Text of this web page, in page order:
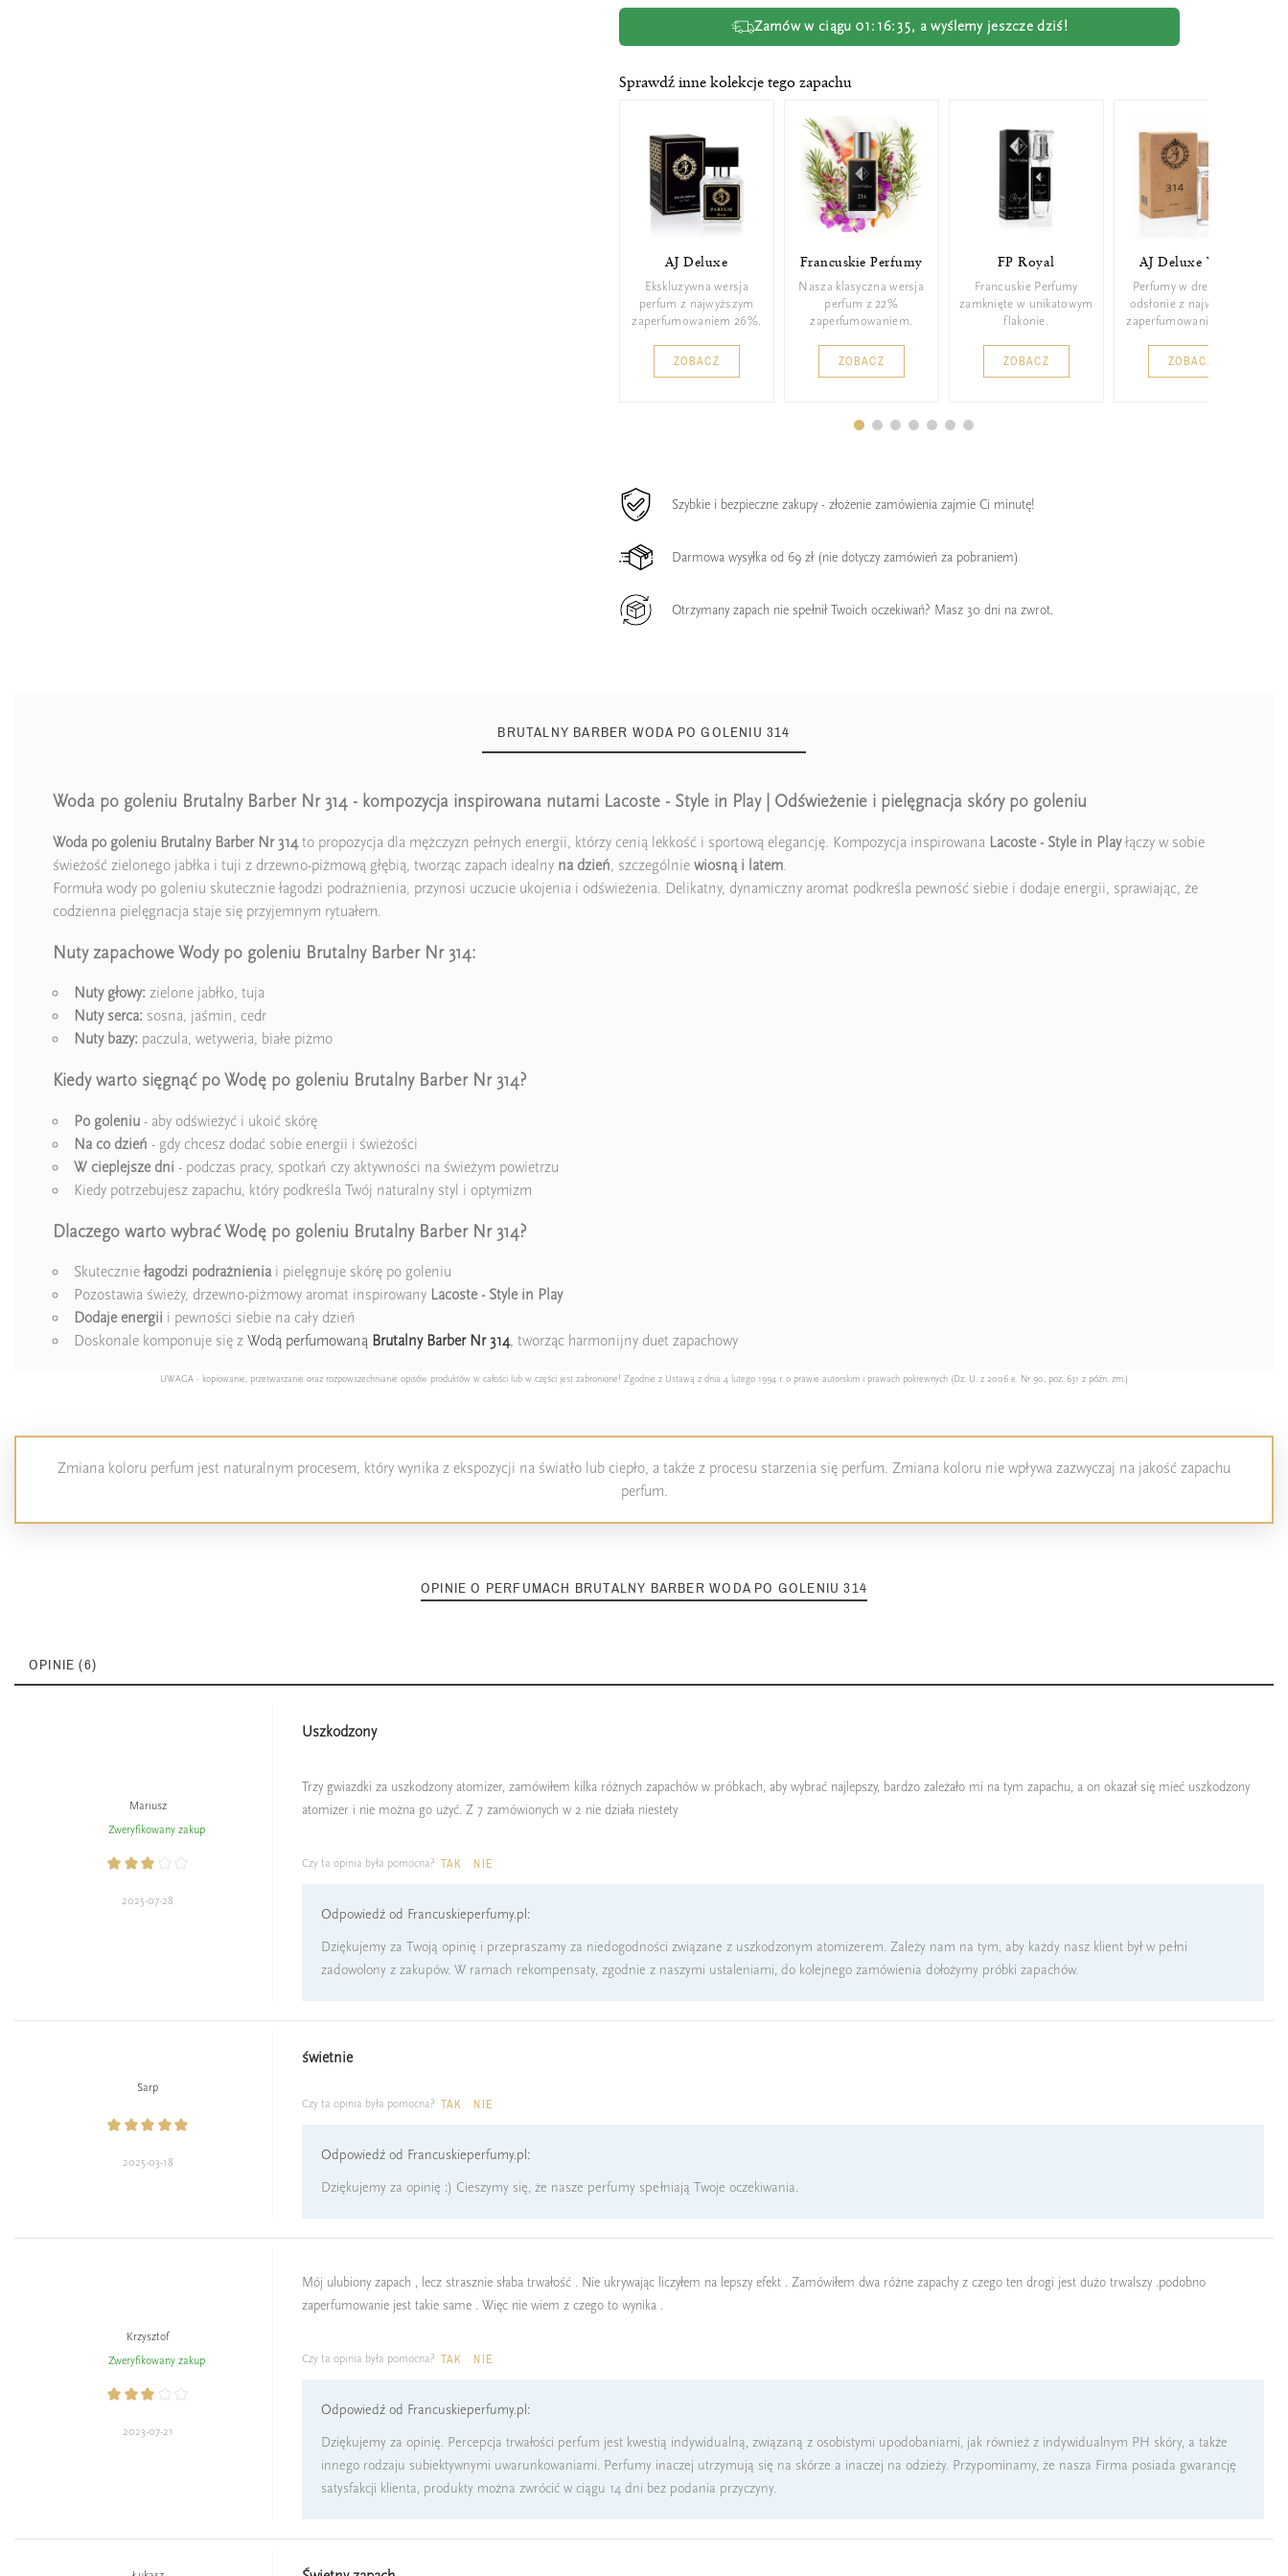
Zamów w ciągu 01:16:34, a wyślemy jeszcze dziś!
Sprawdź inne kolekcje tego zapachu
AJ Deluxe
Ekskluzywna wersja
perfum z najwyższym
zaperfumowaniem 26%.
ZOBACZ
Francuskie Perfumy
Nasza klasyczna wersja
perfum z 22%
zaperfumowaniem.
ZOBACZ
FP Royal
Francuskie Perfumy
zamknięte w unikatowym
flakonie.
ZOBACZ
AJ Deluxe Wood
Perfumy w drewnianej
odsłonie z najwyższym
zaperfumowaniem 26%.
ZOBACZ
Szybkie i bezpieczne zakupy - złożenie zamówienia zajmie Ci minutę!
Darmowa wysyłka od 69 zł (nie dotyczy zamówień za pobraniem)
Otrzymany zapach nie spełnił Twoich oczekiwań? Masz 30 dni na zwrot.
BRUTALNY BARBER WODA PO GOLENIU 314
Woda po goleniu Brutalny Barber Nr 314 - kompozycja inspirowana nutami Lacoste - Style in Play | Odświeżenie i pielęgnacja skóry po goleniu
Woda po goleniu Brutalny Barber Nr 314to propozycja dla mężczyzn pełnych energii, którzy cenią lekkość i sportową elegancję. Kompozycja inspirowana Lacoste - Style in Playłączy w sobie
świeżość zielonego jabłka i tuji z drzewno-piżmową głębią, tworząc zapach idealny na dzień, szczególnie wiosną i latem.
Formuła wody po goleniu skutecznie łagodzi podrażnienia, przynosi uczucie ukojenia i odświeżenia. Delikatny, dynamiczny aromat podkreśla pewność siebie i dodaje energii, sprawiając, że
codzienna pielęgnacja staje się przyjemnym rytuałem.
Nuty zapachowe Wody po goleniu Brutalny Barber Nr 314:
Nuty głowy: zielone jabłko, tuja
Nuty serca: sosna, jaśmin, cedr
Nuty bazy: paczula, wetyweria, białe piżmo
Kiedy warto sięgnąć po Wodę po goleniu Brutalny Barber Nr 314?
Po goleniu - aby odświeżyć i ukoić skórę
Na co dzień - gdy chcesz dodać sobie energii i świeżości
W cieplejsze dni - podczas pracy, spotkań czy aktywności na świeżym powietrzu
Kiedy potrzebujesz zapachu, który podkreśla Twój naturalny styl i optymizm
Dlaczego warto wybrać Wodę po goleniu Brutalny Barber Nr 314?
Skuteczniełagodzi podrażnienia i pielęgnuje skórę po goleniu
Pozostawia świeży, drzewno-piżmowy aromat inspirowany Lacoste - Style in Play
Dodaje energii i pewności siebie na cały dzień
Doskonale komponuje się z Wodą perfumowaną Brutalny Barber Nr 314, tworząc harmonijny duet zapachowy
UWAGA - kopiowanie, przetwarzanie oraz rozpowszechnianie opisów produktów w całości lub w części jest zabronione! Zgodnie z Ustawą z dnia 4 lutego 1994 r. o prawie autorskim i prawach pokrewnych (Dz. U. z 2006 e. Nr 90, poz. 631 z późn. zm.)
Zmiana koloru perfum jest naturalnym procesem, który wynika z ekspozycji na światło lub ciepło, a także z procesu starzenia się perfum. Zmiana koloru nie wpływa zazwyczaj na jakość zapachu
perfum.
OPINIE O PERFUMACH BRUTALNY BARBER WODA PO GOLENIU 314
OPINIE (6)
Mariusz
Zweryfikowany zakup
2025-07-28
Uszkodzony
Trzy gwiazdki za uszkodzony atomizer, zamówiłem kilka różnych zapachów w próbkach, aby wybrać najlepszy, bardzo zależało mi na tym zapachu, a on okazał się mieć uszkodzony
atomizer i nie można go użyć. Z 7 zamówionych w 2 nie działa niestety
Czy ta opinia była pomocna? TAK NIE
Odpowiedź od Francuskieperfumy.pl:
Dziękujemy za Twoją opinię i przepraszamy za niedogodności związane z uszkodzonym atomizerem. Zależy nam na tym, aby każdy nasz klient był w pełni
zadowolony z zakupów. W ramach rekompensaty, zgodnie z naszymi ustaleniami, do kolejnego zamówienia dołożymy próbki zapachów.
Sarp
2025-03-18
świetnie
Czy ta opinia była pomocna? TAK NIE
Odpowiedź od Francuskieperfumy.pl:
Dziękujemy za opinię :) Cieszymy się, że nasze perfumy spełniają Twoje oczekiwania.
Krzysztof
Zweryfikowany zakup
2023-07-21
Mój ulubiony zapach , lecz strasznie słaba trwałość . Nie ukrywając liczyłem na lepszy efekt . Zamówiłem dwa różne zapachy z czego ten drogi jest dużo trwalszy .podobno
zaperfumowanie jest takie same . Więc nie wiem z czego to wynika .
Czy ta opinia była pomocna? TAK NIE
Odpowiedź od Francuskieperfumy.pl:
Dziękujemy za opinię. Percepcja trwałości perfum jest kwestią indywidualną, związaną z osobistymi upodobaniami, jak również z indywidualnym PH skóry, a także
innego rodzaju subiektywnymi uwarunkowaniami. Perfumy inaczej utrzymują się na skórze a inaczej na odzieży. Przypominamy, że nasza Firma posiada gwarancję
satysfakcji klienta, produkty można zwrócić w ciągu 14 dni bez podania przyczyny.